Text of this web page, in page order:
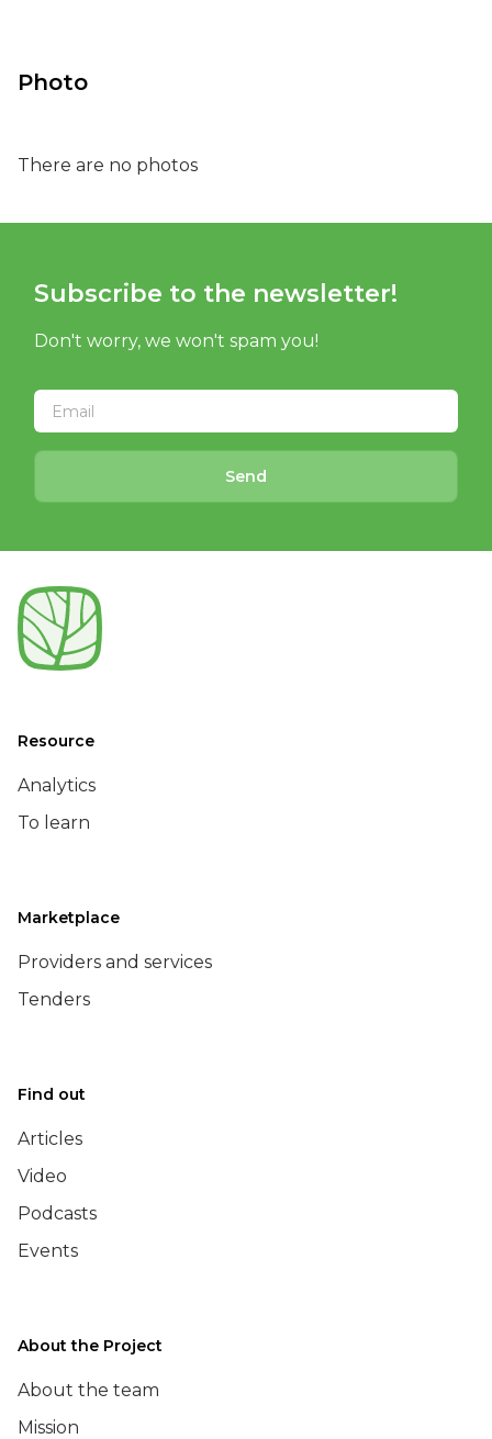
Photo
There are no photos
Subscribe to the newsletter!
Don't worry, we won't spam you!
Send
Resource
Analytics
To learn
Marketplace
Providers and services
Tenders
Find out
Articles
Video
Podcasts
Events
About the Project
About the team
Mission